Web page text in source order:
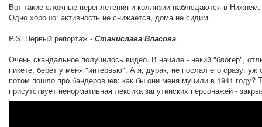
Вот такие сложные переплетения и коллизии наблюдаются в Нижнем.
Одно хорошо: активность не снижается, дома не сидим.
P.S. Первый репортаж - Станислава Власова.
Очень скандальное получилось видео. В начале - некий "блогер",
пикете, берёт у меня "интервью". А я, дурак, не послал его сразу:
потом пошло про бандеровцев: как бы они меня мучили в 1941
присутствует ненормативная лексика запутинских персонажей -